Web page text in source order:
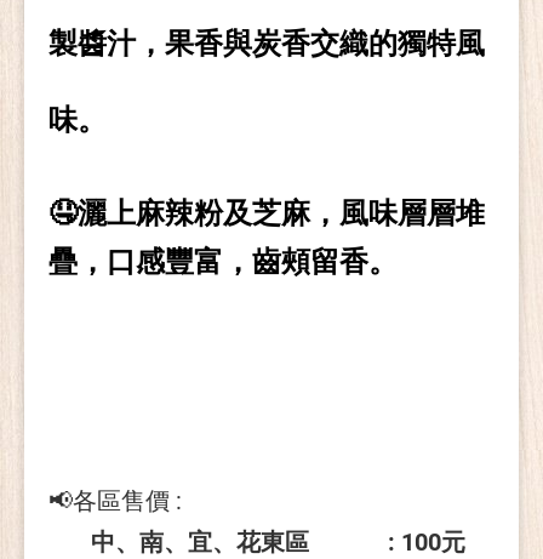
製醬汁，果香與炭香交織的獨特風
味。
🤤灑上麻辣粉及芝麻，風味層層堆
疊，口感豐富，齒頰留香。
📢各區售價 :
中、南、宜、花東區 : 100元